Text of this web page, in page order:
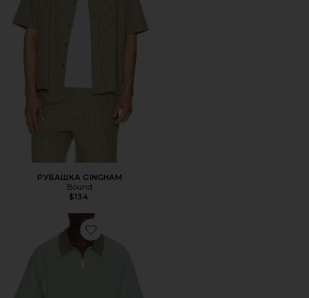
РУБАШКА GINGHAM
Bound
$134
Favorite ПОЛО ACID WASH